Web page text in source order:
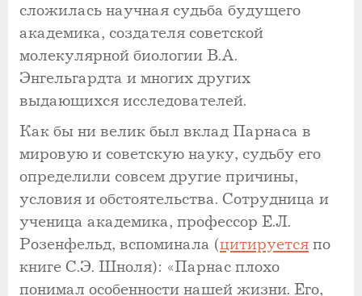
сложилась научная судьба будущего
академика, создателя советской
молекулярной биологии В.А.
Энгельгардта и многих других
выдающихся исследователей.
Как бы ни велик был вклад Парнаса в
мировую и советскую науку, судьбу его
определили совсем другие причины,
условия и обстоятельства. Сотрудница и
ученица академика, профессор Е.Л.
Розенфельд, вспоминала (цитируется по
книге С.Э. Шноля): «Парнас плохо
понимал особенности нашей жизни. Его,